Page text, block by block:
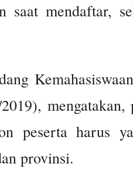
saat mendaftar,
peserta harus
provinsi.